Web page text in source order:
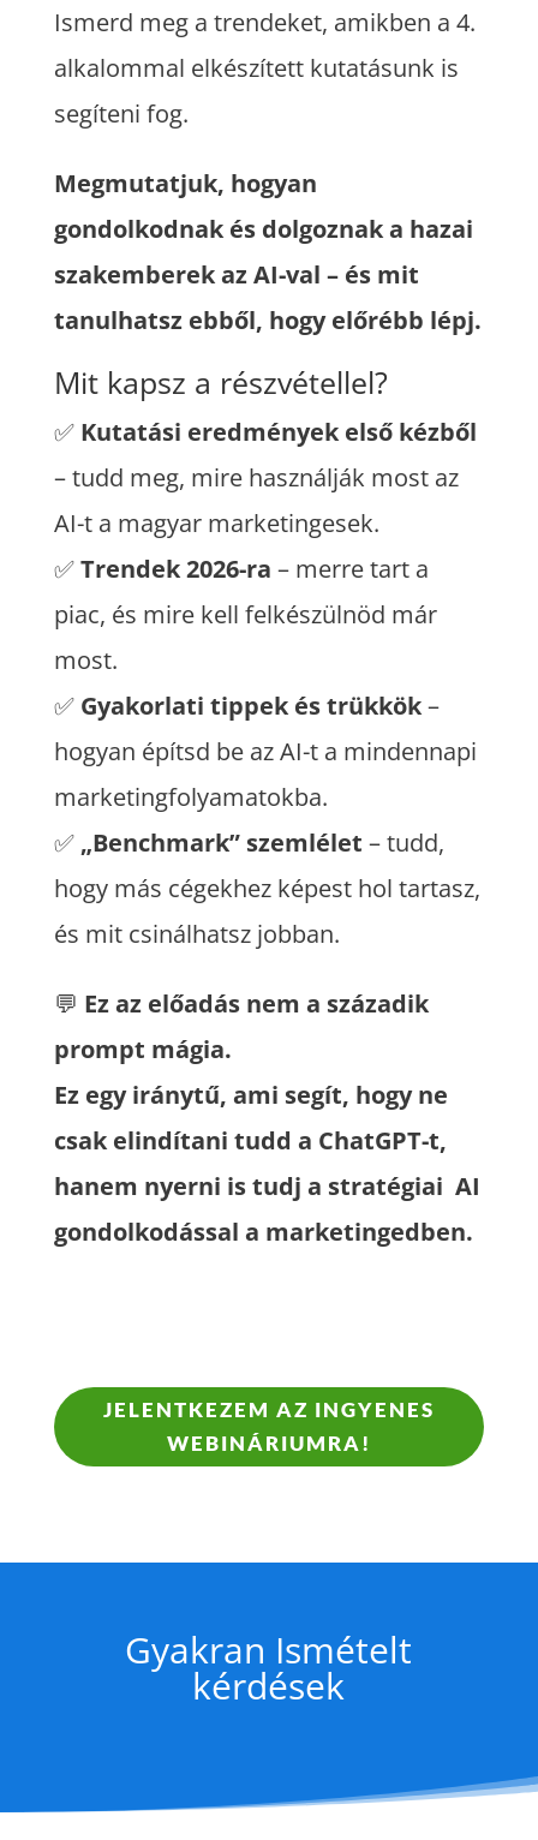
Ismerd meg a trendeket, amikben a 4.
alkalommal elkészített kutatásunk is
segíteni fog.
Megmutatjuk, hogyan
gondolkodnak és dolgoznak a hazai
szakemberek az AI-val – és mit
tanulhatsz ebből, hogy előrébb lépj.
Mit kapsz a részvétellel?
✅ Kutatási eredmények első kézből
– tudd meg, mire használják most az
AI-t a magyar marketingesek.
✅Trendek 2026-ra – merre tart a
piac, és mire kell felkészülnöd már
most.
✅ Gyakorlati tippek és trükkök–
hogyan építsd be az AI-t a mindennapi
marketingfolyamatokba.
✅ „Benchmark” szemlélet – tudd,
hogy más cégekhez képest hol tartasz,
és mit csinálhatsz jobban.
💬 Ez az előadás nem a századik
prompt mágia.
Ez egy iránytű, ami segít, hogy ne
csak elindítani tudd a ChatGPT-t,
hanem nyerni is tudj a stratégiai AI
gondolkodással a marketingedben.
JELENTKEZEM AZ INGYENES
WEBINÁRIUMRA!
Gyakran Ismételt
kérdések